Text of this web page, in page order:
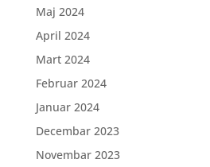
Maj 2024
April 2024
Mart 2024
Februar 2024
Januar 2024
Decembar 2023
Novembar 2023